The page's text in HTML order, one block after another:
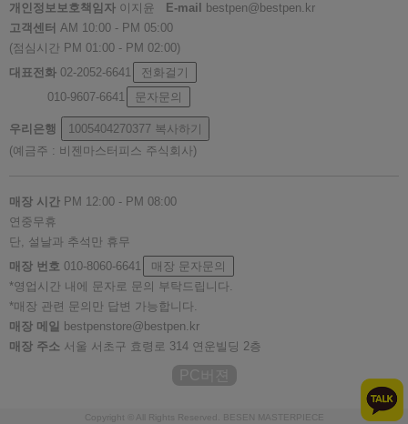
개인정보보호책임자 이지윤 E-mail
bestpen@bestpen.kr
고객센터 AM 10:00 - PM 05:00
(점심시간 PM 01:00 - PM 02:00)
대표전화 02-2052-6641
전화걸기
010-9607-6641
문자문의
우리은행 1005404270377 복사하기
(예금주 : 비젠마스터피스 주식회사)
매장 시간 PM 12:00 - PM 08:00
연중무휴
단, 설날과 추석만 휴무
매장 번호 010-8060-6641
매장 문자문의
*영업시간 내에 문자로 문의 부탁드립니다.
*매장 관련 문의만 답변 가능합니다.
매장 메일 bestpenstore@bestpen.kr
매장 주소 서울 서초구 효령로 314 연운빌딩 2층
Copyright © All Rights Reserved. BESEN MASTERPIECE